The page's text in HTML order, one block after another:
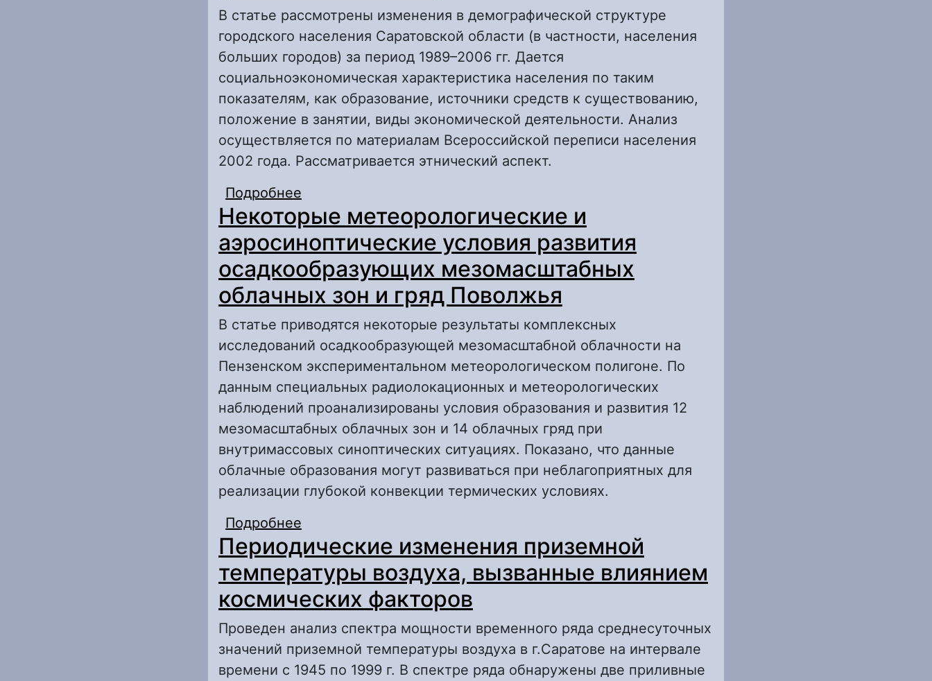
В статье рассмотрены изменения в демографической структуре
городского населения Саратовской области (в частности, населения
больших городов) за период 1989–2006 гг. Дается
социальноэкономическая характеристика населения по таким
показателям, как образование, источники средств к существованию,
положение в занятии, виды экономической деятельности. Анализ
осуществляется по материалам Всероссийской переписи населения
2002 года. Рассматривается этнический аспект.
Подробнее
Саратовской области (этнический аспект)
Некоторые метеорологические и
аэросиноптические условия развития
осадкообразующих мезомасштабных
облачных зон и гряд Поволжья
В статье приводятся некоторые результаты комплексных
исследований осадкообразующей мезомасштабной облачности на
Пензенском экспериментальном метеорологическом полигоне. По
данным специальных радиолокационных и метеорологических
наблюдений проанализированы условия образования и развития 12
мезомасштабных облачных зон и 14 облачных гряд при
внутримассовых синоптических ситуациях. Показано, что данные
облачные образования могут развиваться при неблагоприятных для
реализации глубокой конвекции термических условиях.
Подробнее
условия развития осадкообразующих мезомасштабных
облачных зон и гряд Поволжья
Периодические изменения приземной
температуры воздуха, вызванные влиянием
космических факторов
Проведен анализ спектра мощности временного ряда среднесуточных
значений приземной температуры воздуха в г.Саратове на интервале
времени с 1945 по 1999 г. В спектре ряда обнаружены две приливные